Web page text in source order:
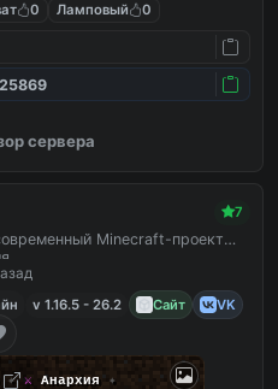
0 Ламповый 0
сервера
7
Minecraft-проект
v 1.16.5 - 26.2 Сайт
VK
✦ ⚔ Анархия ✦